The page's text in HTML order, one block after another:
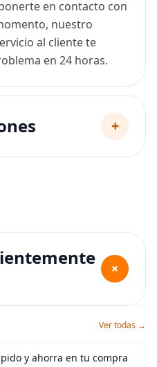
en contacto con
nuestro
al cliente te
en 24 horas.
+
+
Ver todas →
y ahorra en tu compra